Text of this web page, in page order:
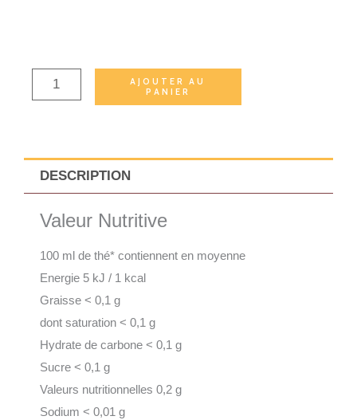
quantité
de
Bangkok
100g
AJOUTER AU
PANIER
DESCRIPTION
Valeur Nutritive
100 ml de thé* contiennent en moyenne
Energie 5 kJ / 1 kcal
Graisse < 0,1 g
dont saturation < 0,1 g
Hydrate de carbone < 0,1 g
Sucre < 0,1 g
Valeurs nutritionnelles 0,2 g
Sodium < 0,01 g